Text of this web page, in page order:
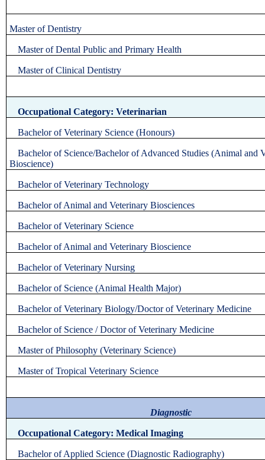
Master of Dentistry
Master of Dental Public and Primary Health
Master of Clinical Dentistry
Occupational Category: Veterinarian
Bachelor of Veterinary Science (Honours)
Bachelor of Science/Bachelor of Advanced Studies (Animal and
Bioscience)
Bachelor of Veterinary Technology
Bachelor of Animal and Veterinary Biosciences
Bachelor of Veterinary Science
Bachelor of Animal and Veterinary Bioscience
Bachelor of Veterinary Nursing
Bachelor of Science (Animal Health Major)
Bachelor of Veterinary Biology/Doctor of Veterinary Medicine
Bachelor of Science / Doctor of Veterinary Medicine
Master of Philosophy (Veterinary Science)
Master of Tropical Veterinary Science
Diagnostic
Occupational Category: Medical Imaging
Bachelor of Applied Science (Diagnostic Radiography)